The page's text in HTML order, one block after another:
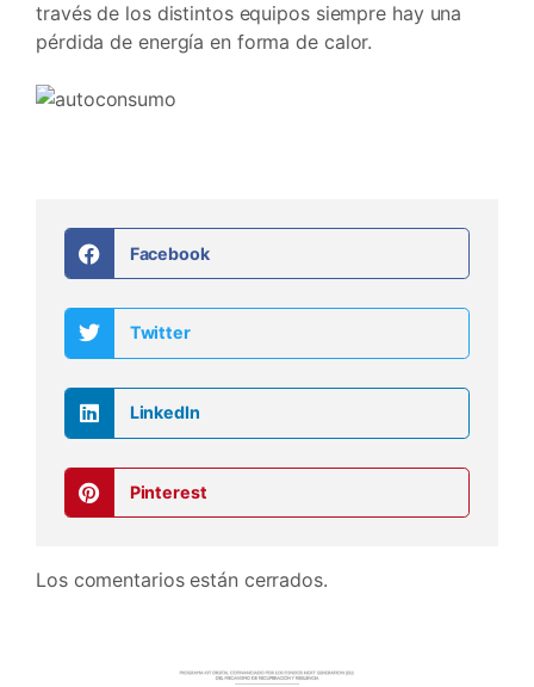
través de los distintos equipos siempre hay una
pérdida de energía en forma de calor.
Facebook
Twitter
LinkedIn
Pinterest
Los comentarios están cerrados.